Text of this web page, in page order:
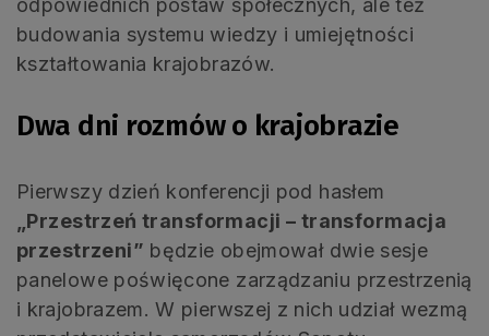
odpowiednich postaw społecznych, ale też
budowania systemu wiedzy i umiejętności
kształtowania krajobrazów.
Dwa dni rozmów o krajobrazie
Pierwszy dzień konferencji pod hasłem
„Przestrzeń transformacji – transformacja
przestrzeni” będzie obejmował dwie sesje
panelowe poświęcone zarządzaniu przestrzenią
i krajobrazem. W pierwszej z nich udział wezmą